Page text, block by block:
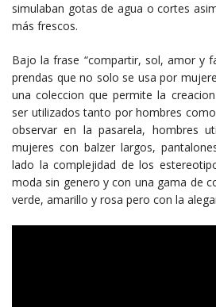
simulaban gotas de agua o cortes
más frescos.
Bajo la frase “compartir, sol, amor y
prendas que no solo se usa por
una coleccion que permite la
ser utilizados tanto por hombres
observar en la pasarela, hombres
mujeres con balzer largos,
lado la complejidad de los
moda sin genero y con una gama de
verde, amarillo y rosa pero con la